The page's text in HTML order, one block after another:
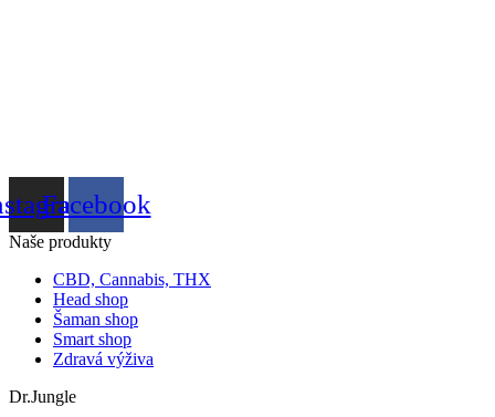
Facebook
Naše produkty
CBD, Cannabis, THX
Head shop
Šaman shop
Smart shop
Zdravá výživa
Dr.Jungle